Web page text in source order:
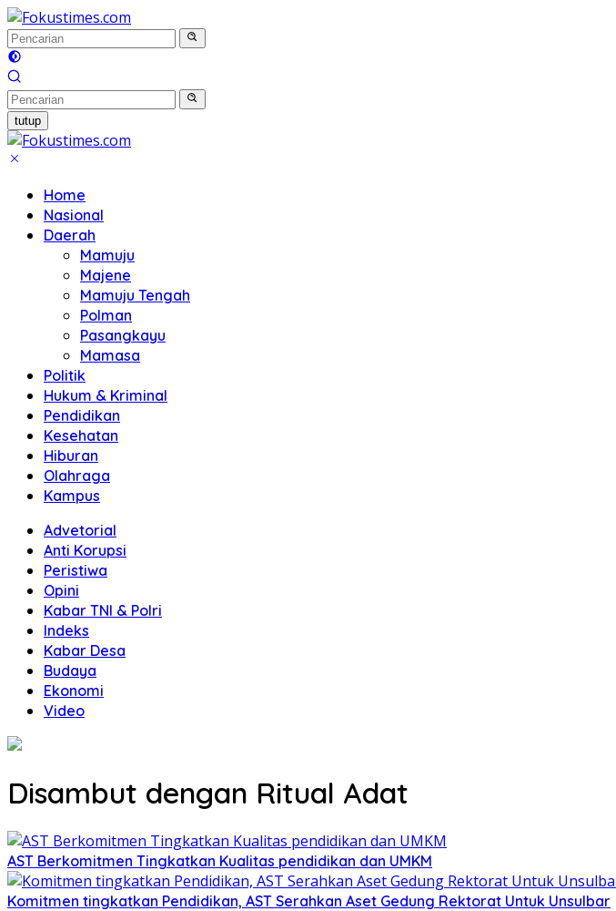
Langsung
ke
konten
tutup
Home
Nasional
Daerah
Mamuju
Majene
Mamuju Tengah
Polman
Pasangkayu
Mamasa
Politik
Hukum & Kriminal
Pendidikan
Kesehatan
Hiburan
Olahraga
Kampus
Advetorial
Anti Korupsi
Peristiwa
Opini
Kabar TNI & Polri
Indeks
Kabar Desa
Budaya
Ekonomi
Video
Disambut dengan Ritual Adat
AST Berkomitmen Tingkatkan Kualitas pendidikan dan UMKM
Komitmen tingkatkan Pendidikan, AST Serahkan Aset Gedung Rektorat Untuk Unsulbar